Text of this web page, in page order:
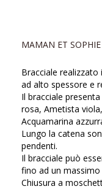
MAMAN ET SOPHIE
Bracciale
ad alto spessore e
Il bracciale
rosa, Ametista
Acquamarina
Lungo la catena
pendenti.
Il bracciale può
fino ad un massimo
Chiusura a